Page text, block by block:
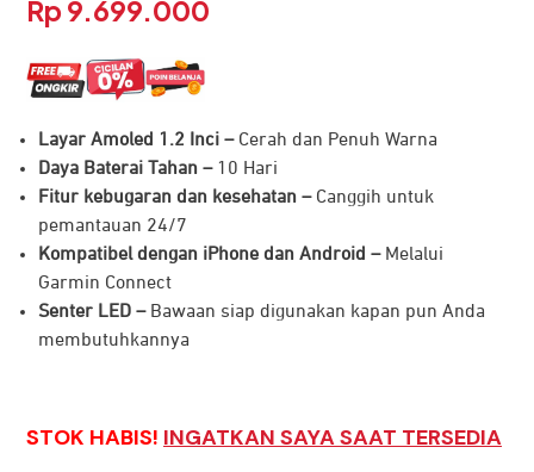
Rp 9.699.000
Layar Amoled 1.2 Inci –Cerah dan Penuh Warna
Daya Baterai Tahan –10 Hari
Fitur kebugaran dan kesehatan –Canggih untuk
pemantauan 24/7
Kompatibel dengan iPhone dan Android – Melalui
Garmin Connect
Senter LED – Bawaan siap digunakan kapan pun Anda
membutuhkannya
STOK HABIS! INGATKAN SAYA SAAT TERSEDIA